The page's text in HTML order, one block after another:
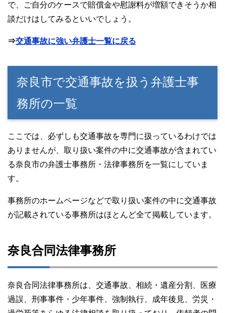
で、ご自分のケースで賠償金や慰謝料が増額できそうか相
談だけはしてみるといいでしょう。
⇒交通事故に強い弁護士一覧に戻る
奈良市で交通事故を扱う弁護士事
務所の一覧
ここでは、必ずしも交通事故を専門に扱っているわけでは
ありませんが、取り扱い案件の中に交通事故が含まれてい
る奈良市の弁護士事務所・法律事務所を一覧にしていま
す。
事務所のホームページなどで取り扱い案件の中に交通事故
が記載されている事務所はほとんど全て掲載しています。
奈良合同法律事務所
奈良合同法律事務所は、交通事故、相続・遺産分割、医療
過誤、刑事事件・少年事件、強制執行、成年後見、労災・